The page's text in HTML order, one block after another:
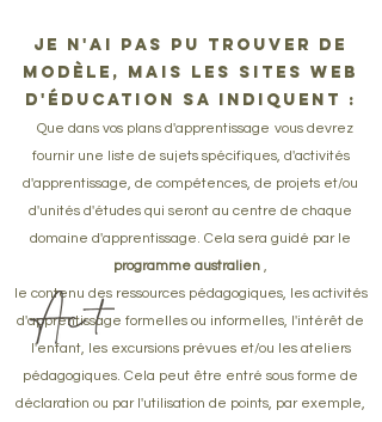
Je n'ai pas pu trouver de
modèle, mais les sites Web
d'éducation SA indiquent :
Que dans vos plans d'apprentissage vous devrez
fournir une liste de sujets spécifiques, d'activités
d'apprentissage, de compétences, de projets et/ou
d'unités d'études qui seront au centre de chaque
domaine d'apprentissage. Cela sera guidé par le
programme australien ,
le contenu des ressources pédagogiques, les activités
d'apprentissage formelles ou informelles, l'intérêt de
l'enfant, les excursions prévues et/ou les ateliers
pédagogiques. Cela peut être entré sous forme de
déclaration ou par l'utilisation de points, par exemple,